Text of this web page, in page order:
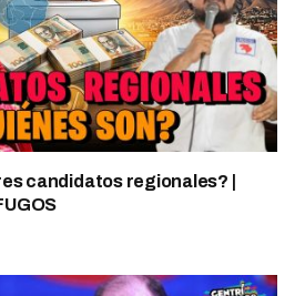
candidatos regionales? |